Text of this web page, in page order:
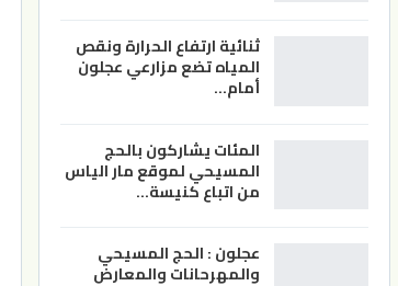
ثنائية ارتفاع الحرارة ونقص
المياه تضع مزارعي عجلون
أمام…
المئات يشاركون بالحج
المسيحي لموقع مار الياس
من اتباع كنيسة…
عجلون : الحج المسيحي
والمهرحانات والمعارض